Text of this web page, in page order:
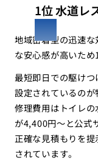
1位 水道レ
地域密着型の迅速
な安心感が高いため
最短即日での駆け
設定されているのが
修理費用はトイレ
が4,400円〜と公式
正確な見積もりを
されています。